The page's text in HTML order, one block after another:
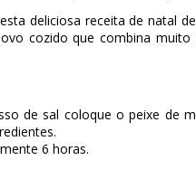
deliciosa receita de natal
cozido que combina muito
de sal coloque o peixe de
6 horas.